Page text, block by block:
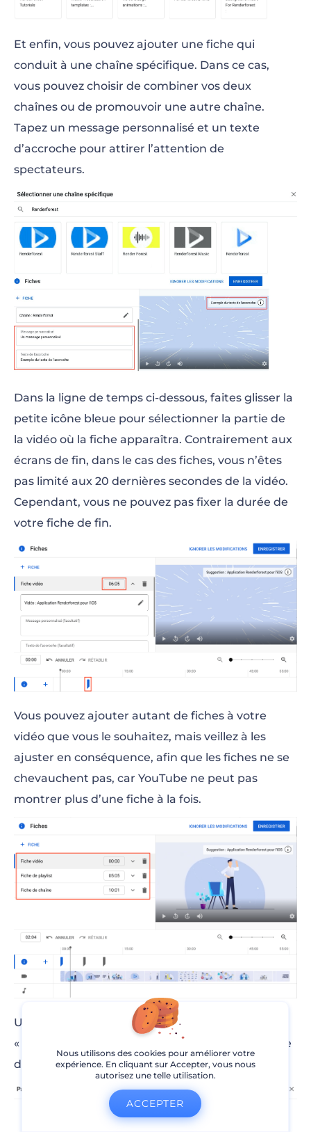
Et enfin, vous pouvez ajouter une fiche qui
conduit à une chaîne spécifique. Dans ce cas,
vous pouvez choisir de combiner vos deux
chaînes ou de promouvoir une autre chaîne.
Tapez un message personnalisé et un texte
d’accroche pour attirer l’attention de
spectateurs.
Dans la ligne de temps ci-dessous, faites glisser la
petite icône bleue pour sélectionner la partie de
la vidéo où la fiche apparaîtra. Contrairement aux
écrans de fin, dans le cas des fiches, vous n’êtes
pas limité aux 20 dernières secondes de la vidéo.
Cependant, vous ne pouvez pas fixer la durée de
votre fiche de fin.
Vous pouvez ajouter autant de fiches à votre
vidéo que vous le souhaitez, mais veillez à les
ajuster en conséquence, afin que les fiches ne se
chevauchent pas, car YouTube ne peut pas
montrer plus d’une fiche à la fois.
Une fois que vous avez terminé, cliquez sur
« Enregistrer ». Vous serez redirigé vers la fenêtre
de publication.
Nous utilisons des cookies pour améliorer votre
expérience. En cliquant sur Accepter, vous nous
autorisez une telle utilisation.
ACCEPTER